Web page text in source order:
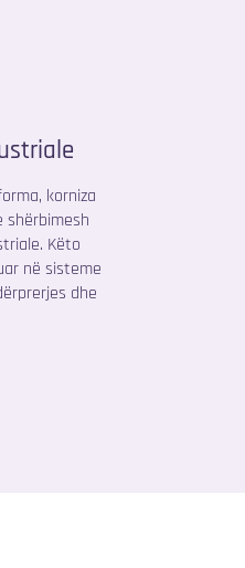
korniza
shërbimesh
Këto
në sisteme
dhe